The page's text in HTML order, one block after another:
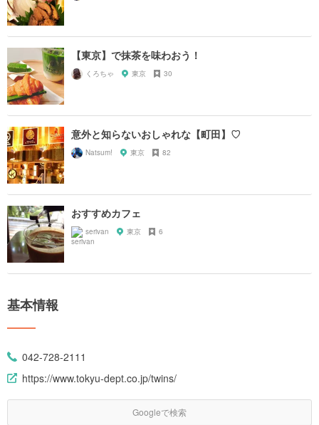
【東京】で抹茶を味わおう！
くろちゃ 東京 30
意外と知らないおしゃれな【町田】♡
Natsum! 東京 82
おすすめカフェ
serivan 東京 6
基本情報
042-728-2111
https://www.tokyu-dept.co.jp/twins/
Googleで検索